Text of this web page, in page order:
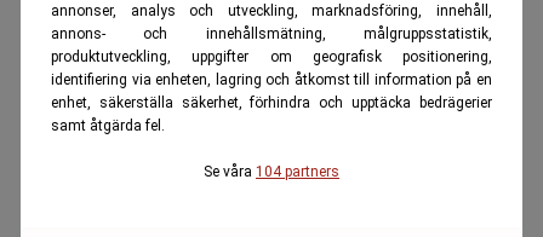
annonser, analys och utveckling, marknadsföring, innehåll,
annons- och innehållsmätning, målgruppsstatistik,
produktutveckling, uppgifter om geografisk positionering,
identifiering via enheten, lagring och åtkomst till information på en
enhet, säkerställa säkerhet, förhindra och upptäcka bedrägerier
samt åtgärda fel.
Se våra 104 partners